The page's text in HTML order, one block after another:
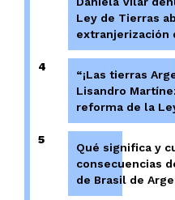
Ley de Tierras
extranjerización
4
“¡Las tierras
Lisandro
reforma de la
5
Qué significa y
consecuencias
de Brasil de